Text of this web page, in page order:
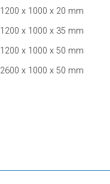
1200 x 1000 x 20 mm
1200 x 1000 x 35 mm
1200 x 1000 x 50 mm
2600 x 1000 x 50 mm